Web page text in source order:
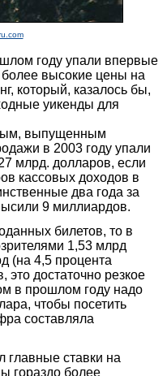
году упали впервые
высокие цены на
который, казалось бы,
уикенды для
выпущенным
в 2003 году упали
млрд. долларов, если
кассовых доходов в
два года за
9 миллиардов.
билетов, то в
1,53 млрд
(на 4,5 процента
это достаточно резкое
в прошлом году надо
чтобы посетить
составляла
главные ставки на
гораздо более